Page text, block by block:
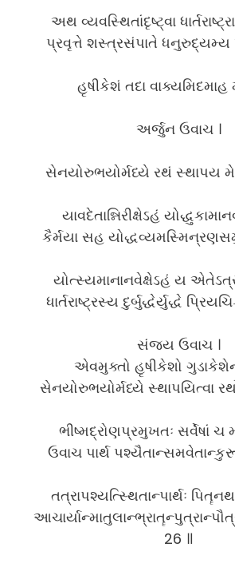
અથ વ્યવસ્થિતાંદૃષ્ટ્વા
પ્રવૃત્તે શસ્ત્રસંપાતે ધનુરુદ્યમ્ય
હૃષીકેશં તદા વાક્યમિદમાહ
અર્જુન ઉવાચ ।
સેનયોરુભયોર્મધ્યે રથં સ્થાપય
યાવદેતાન્નિરીક્ષેઽહં
કૈર્મયા સહ
યોત્સ્યમાનાનવેક્ષેઽહં ય
ધાર્તરાષ્ટ્રસ્ય દુર્બુદ્ધેર્યુદ્ધે
સંજય ઉવાચ ।
એવમુક્તો હૃષીકેશો
સેનયોરુભયોર્મધ્યે સ્થાપયિત્વા
ભીષ્મદ્રોણપ્રમુખતઃ સર્વેષાં ચ
ઉવાચ પાર્થ
તત્રાપશ્યત્સ્થિતાન્પાર્થઃ
26 ॥